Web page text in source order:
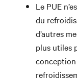
Le PUE
du
d’autres
plus utiles